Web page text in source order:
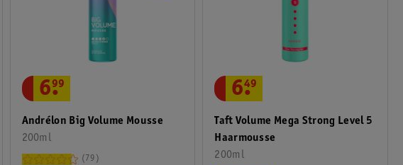
Andrélon Big Volume Mousse
200ml
6.
99
79
Taft Volume Mega Strong Level 5
Haarmousse
200ml
6.
49